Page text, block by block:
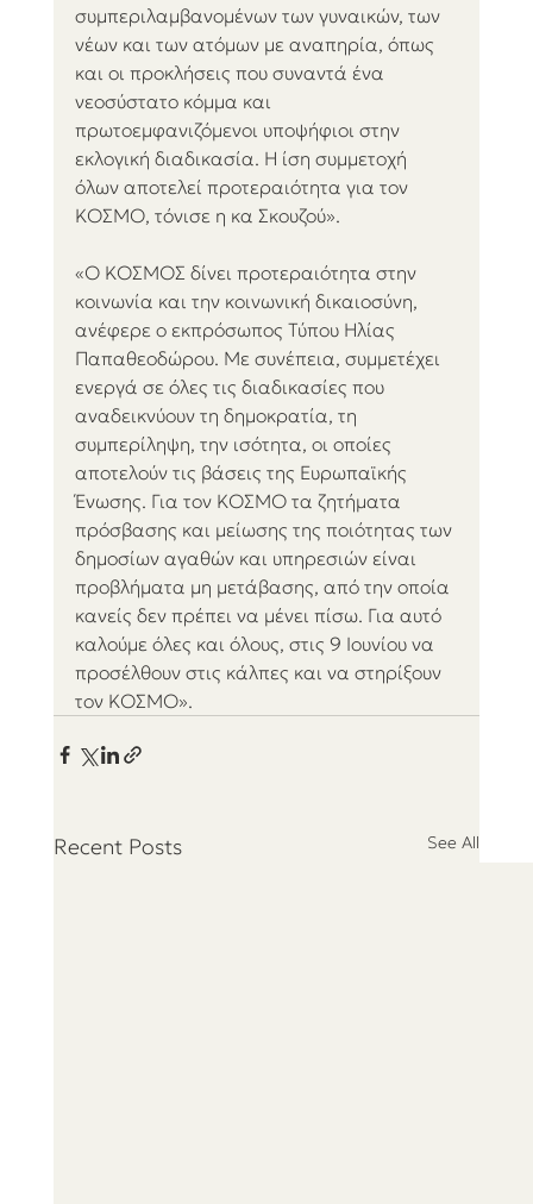
συμπεριλαμβανομένων των γυναικών, των
νέων και των ατόμων με αναπηρία, όπως
και οι προκλήσεις που συναντά ένα
νεοσύστατο κόμμα και
πρωτοεμφανιζόμενοι υποψήφιοι στην
εκλογική διαδικασία. Η ίση συμμετοχή
όλων αποτελεί προτεραιότητα για τον
ΚΟΣΜΟ, τόνισε η κα Σκουζού».
«Ο ΚΟΣΜΟΣ δίνει προτεραιότητα στην
κοινωνία και την κοινωνική δικαιοσύνη,
ανέφερε ο εκπρόσωπος Τύπου Ηλίας
Παπαθεοδώρου. Με συνέπεια, συμμετέχει
ενεργά σε όλες τις διαδικασίες που
αναδεικνύουν τη δημοκρατία, τη
συμπερίληψη, την ισότητα, οι οποίες
αποτελούν τις βάσεις της Ευρωπαϊκής
Ένωσης. Για τον ΚΟΣΜΟ τα ζητήματα
πρόσβασης και μείωσης της ποιότητας των
δημοσίων αγαθών και υπηρεσιών είναι
προβλήματα μη μετάβασης, από την οποία
κανείς δεν πρέπει να μένει πίσω. Για αυτό
καλούμε όλες και όλους, στις 9 Ιουνίου να
προσέλθουν στις κάλπες και να στηρίξουν
τον ΚΟΣΜΟ».
Recent Posts See All